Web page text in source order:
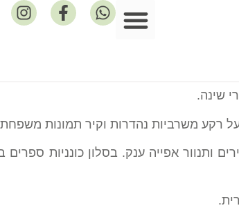
שינה.
רקע משרביות נהדרות וקיר תמונות
ותנוור אפייה ענק. בסלון כונניות